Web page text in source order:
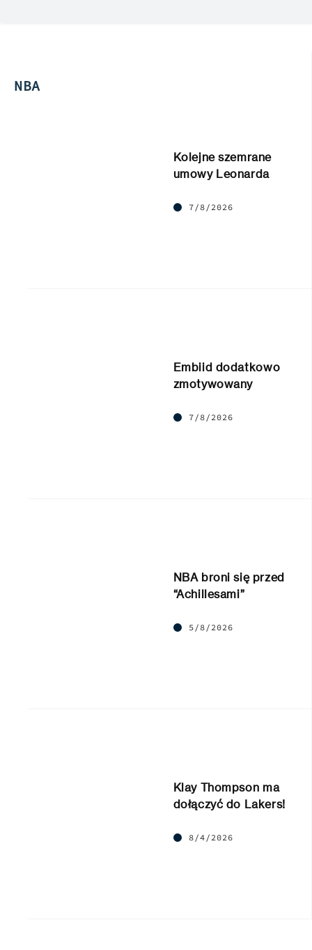
NBA
Kolejne szemrane
umowy Leonarda
7/8/2026
Embiid dodatkowo
zmotywowany
7/8/2026
NBA broni się przed
“Achillesami”
5/8/2026
Klay Thompson ma
dołączyć do Lakers!
8/4/2026